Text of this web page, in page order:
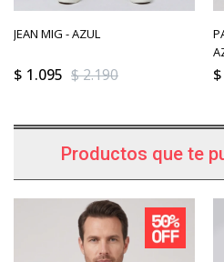
JEAN MIG - AZUL
$ 1.095 $2.190 $
Productos que te